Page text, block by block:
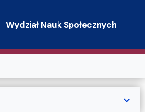
Wydział Nauk Społecznych
expand_more